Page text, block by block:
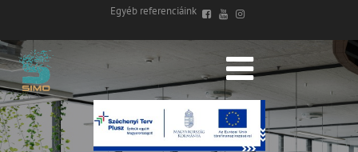
Egyéb referenciáink